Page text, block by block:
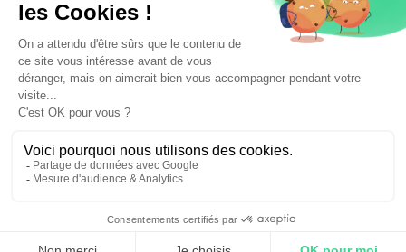
Calendly | Fixez un créneau
Rappelez-moi
Suivi de commande
A propos
Le reconditionnement
Copyright © Ennea Groupe. 2025 • Tous droits réservés.